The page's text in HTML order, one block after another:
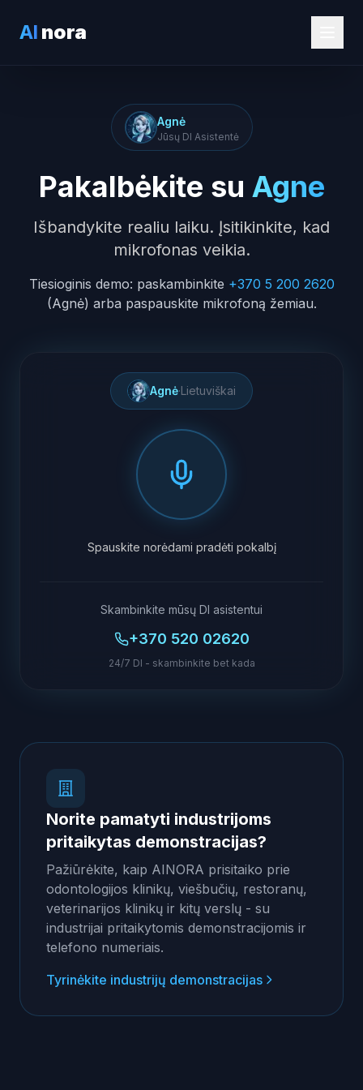
AI nora
Agnė
Jūsų DI Asistentė
Pakalbėkite su Agne
Išbandykite realiu laiku. Įsitikinkite, kad
mikrofonas veikia.
Tiesioginis demo: paskambinkite +370 5 200 2620
(Agnė) arba paspauskite mikrofoną žemiau.
Agnė·Lietuviškai
Spauskite norėdami pradėti pokalbį
Skambinkite mūsų DI asistentui
+370 520 02620
24/7 DI - skambinkite bet kada
Norite pamatyti industrijoms
pritaikytas demonstracijas?
Pažiūrėkite, kaip AINORA prisitaiko prie
odontologijos klinikų, viešbučių, restoranų,
veterinarijos klinikų ir kitų verslų - su
industrijai pritaikytomis demonstracijomis ir
telefono numeriais.
Tyrinėkite industrijų demonstracijas